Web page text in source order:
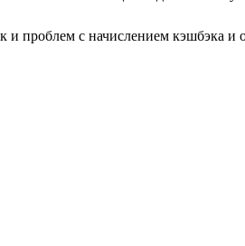
проблем с начислением кэшбэка